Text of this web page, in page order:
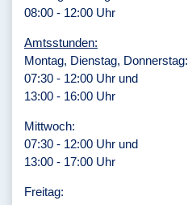
08:00 - 12:00 Uhr
Amtsstunden:
Montag, Dienstag, Donnerstag:
07:30 - 12:00 Uhr und
13:00 - 16:00 Uhr
Mittwoch:
07:30 - 12:00 Uhr und
13:00 - 17:00 Uhr
Freitag: